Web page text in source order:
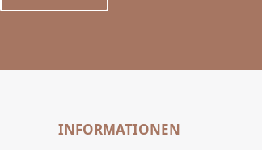
INFORMATIONEN